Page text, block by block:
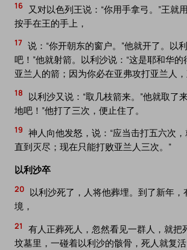
16
又对以色列王说：“你用手拿弓。”王就
按手在王的手上，
17 说：“你开朝东的窗户。”他就开了。以
吧！”他就射箭。以利沙说：“这是耶和华
亚兰人的箭；因为你必在亚弗攻打亚兰人
18
以利沙又说：“取几枝箭来。”他就取了
地吧！”他打了三次，便止住了。
19 神人向他发怒，说：“应当击打五六次
直到灭尽；现在只能打败亚兰人三次。”
以利沙卒
20 以利沙死了，人将他葬埋。到了新年，
境，
21
有人正葬死人，忽然看见一群人，就把
坟墓里，一碰着以利沙的骸骨，死人就复活